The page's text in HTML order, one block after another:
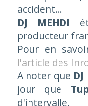
accident...
DJ MEHDI
producteur
Pour en
l'article des
A noter que
jour que
d'intervalle.